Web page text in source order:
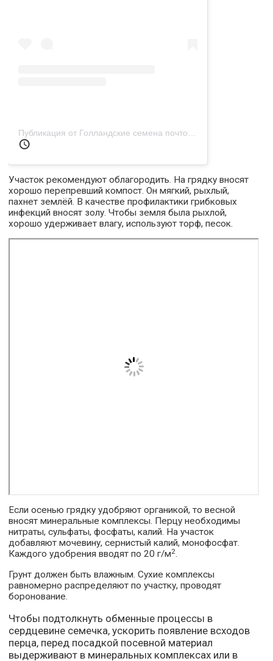
Участок рекомендуют облагородить. На грядку вносят
хорошо перепревший компост. Он мягкий, рыхлый,
пахнет землёй. В качестве профилактики грибковых
инфекций вносят золу. Чтобы земля была рыхлой,
хорошо удерживает влагу, используют торф, песок.
Если осенью грядку удобряют органикой, то весной
вносят минеральные комплексы. Перцу необходимы
нитраты, сульфаты, фосфаты, калий. На участок
добавляют мочевину, сернистый калий, монофосфат.
Каждого удобрения вводят по 20 г/м2.
Грунт должен быть влажным. Сухие комплексы
равномерно распределяют по участку, проводят
боронование.
Чтобы подтолкнуть обменные процессы в
сердцевине семечка, ускорить появление всходов
перца, перед посадкой посевной материал
выдерживают в минеральных комплексах или в